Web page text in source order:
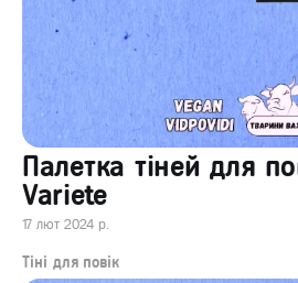
Палeтка тіней для
Variete
17 лют 2024 р.
Тіні для повік